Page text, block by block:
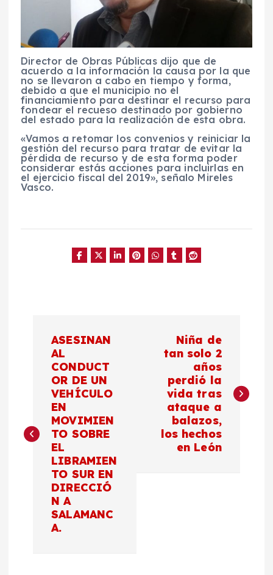
Director de Obras Públicas dijo que de
acuerdo a la información la causa por la que
no se llevaron a cabo en tiempo y forma,
debido a que el municipio no el
financiamiento para destinar el recurso para
fondear el recueso destinado por gobierno
del estado para la realización de esta obra.
«Vamos a retomar los convenios y reiniciar la
gestión del recurso para tratar de evitar la
pérdida de recurso y de esta forma poder
considerar estás acciones para incluirlas en
el ejercicio fiscal del 2019», señalo Mireles
Vasco.
e
g
ASESINAN
AL
CONDUCT
OR DE UN
VEHÍCULO
EN
MOVIMIEN
TO SOBRE
EL
LIBRAMIEN
TO SUR EN
DIRECCIÓ
N A
SALAMANC
A.
Niña de
tan solo 2
años
perdió la
vida tras
ataque a
balazos,
los hechos
en León